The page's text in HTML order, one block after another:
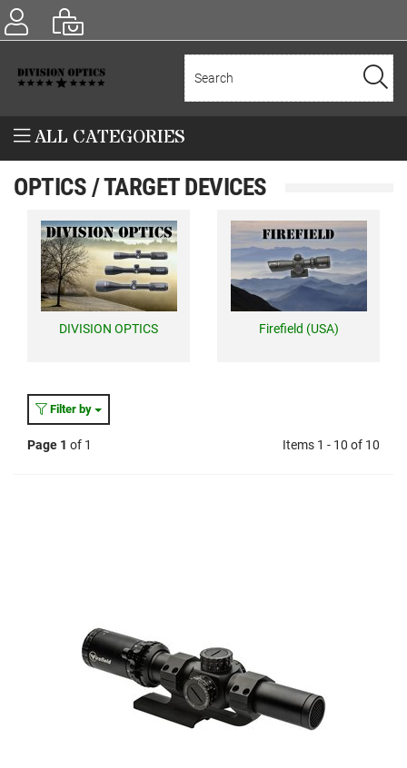
ALL CATEGORIES
OPTICS / TARGET DEVICES
DIVISION OPTICS Firefield (USA)
Filter by
Page 1 of 1 Items 1 - 10 of 10